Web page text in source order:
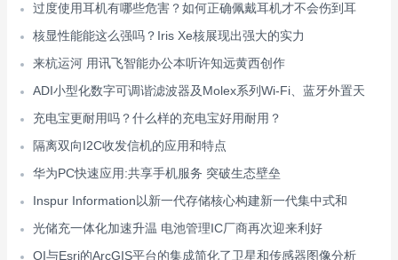
过度使用耳机有哪些危害？如何正确佩戴耳机才不会伤到耳
核显性能能这么强吗？Iris Xe核展现出强大的实力
来杭运河 用讯飞智能办公本听许知远黄西创作
ADI小型化数字可调谐滤波器及Molex系列Wi-Fi、蓝牙外置天
充电宝更耐用吗？什么样的充电宝好用耐用？
隔离双向I2C收发信机的应用和特点
华为PC快速应用:共享手机服务 突破生态壁垒
Inspur Information以新一代存储核心构建新一代集中式和
光储充一体化加速升温 电池管理IC厂商再次迎来利好
OI与Esri的ArcGIS平台的集成简化了卫星和传感器图像分析